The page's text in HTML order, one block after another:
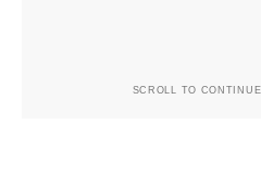
SCROLL TO